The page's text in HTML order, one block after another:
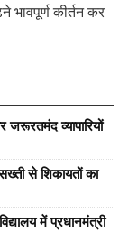
भावपूर्ण कीर्तन कर
जरूरतमंद व्यापारियों
से शिकायतों का
में प्रधानमंत्री